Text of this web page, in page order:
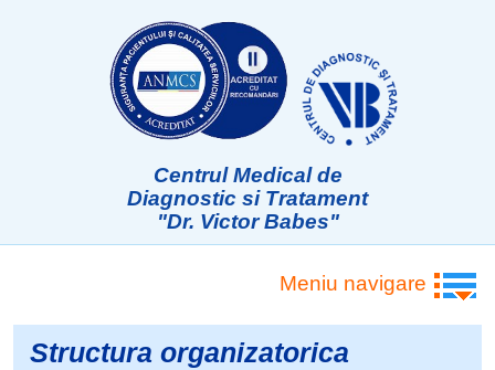
Centrul Medical de
Diagnostic si Tratament
"Dr. Victor Babes"
Meniu navigare
Structura organizatorica